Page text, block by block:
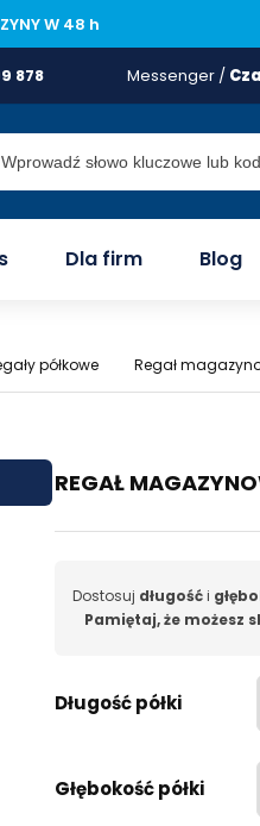
W 48 h
878 Messenger /
Dla firm Blog
półkowe Regał
REGAŁ
Dostosuj długośći
Pamiętaj, że możesz
Długość półki
Głębokość półki